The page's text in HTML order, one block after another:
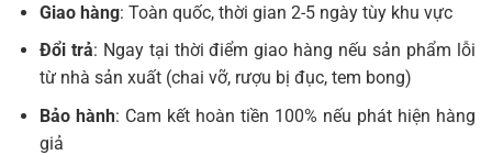
Giao hàng: Toàn quốc, thời gian 2-5 ngày tùy khu vực
Đổi trả: Ngay tại thời điểm giao hàng nếu sản phẩm lỗi
từ nhà sản xuất (chai vỡ, rượu bị đục, tem bong)
Bảo hành: Cam kết hoàn tiền 100% nếu phát hiện hàng
giả